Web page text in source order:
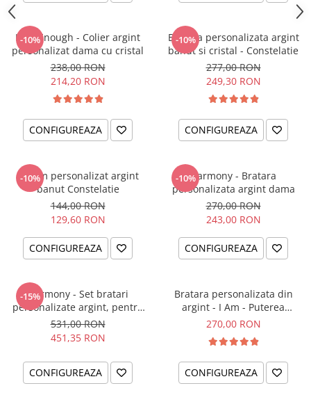
-10%
I am Enough - Colier argint
personalizat dama cu cristal
238,00 RON
214,20 RON
CONFIGUREAZA
-10%
Bratara personalizata argint
banut si cristal - Constelatie
277,00 RON
249,30 RON
CONFIGUREAZA
-10%
Charm personalizat argint
banut Constelatie
144,00 RON
129,60 RON
CONFIGUREAZA
-10%Harmony - Bratara
personalizata argint dama
270,00 RON
243,00 RON
CONFIGUREAZA
-15%
Harmony - Set bratari
personalizate argint, pentru
el si ea
531,00 RON
451,35 RON
CONFIGUREAZA
Bratara personalizata din
argint - I Am - Puterea
intentiei la mana ta
270,00 RON
CONFIGUREAZA